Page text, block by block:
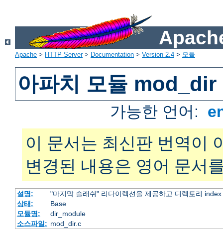
Apache > HTTP Server> Documentation > Version 2.4 > 모듈
아파치 모듈 mod_dir
가능한 언어:
이 문서는 최신판 번역이
변경된 내용은 영어 문서
설명:
"마지막 슬래쉬" 리다이렉션을 제공하고 디렉토리
상태:
Base
모듈명:
dir_module
소스파일: mod_dir.c